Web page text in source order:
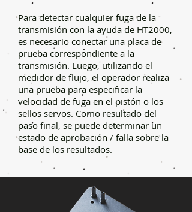
Para detectar cualquier fuga de la
transmisión con la ayuda de HT2000,
es necesario conectar una placa de
prueba correspondiente a la
transmisión. Luego, utilizando el
medidor de flujo, el operador realiza
una prueba para especificar la
velocidad de fuga en el pistón o los
sellos servos. Como resultado del
paso final, se puede determinar un
estado de aprobación / falla sobre la
base de los resultados.